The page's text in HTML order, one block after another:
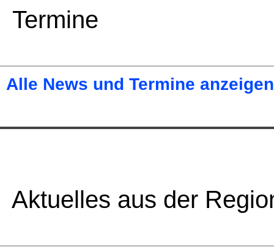
Termine
Alle News und Termine anzeigen
Aktuelles aus der